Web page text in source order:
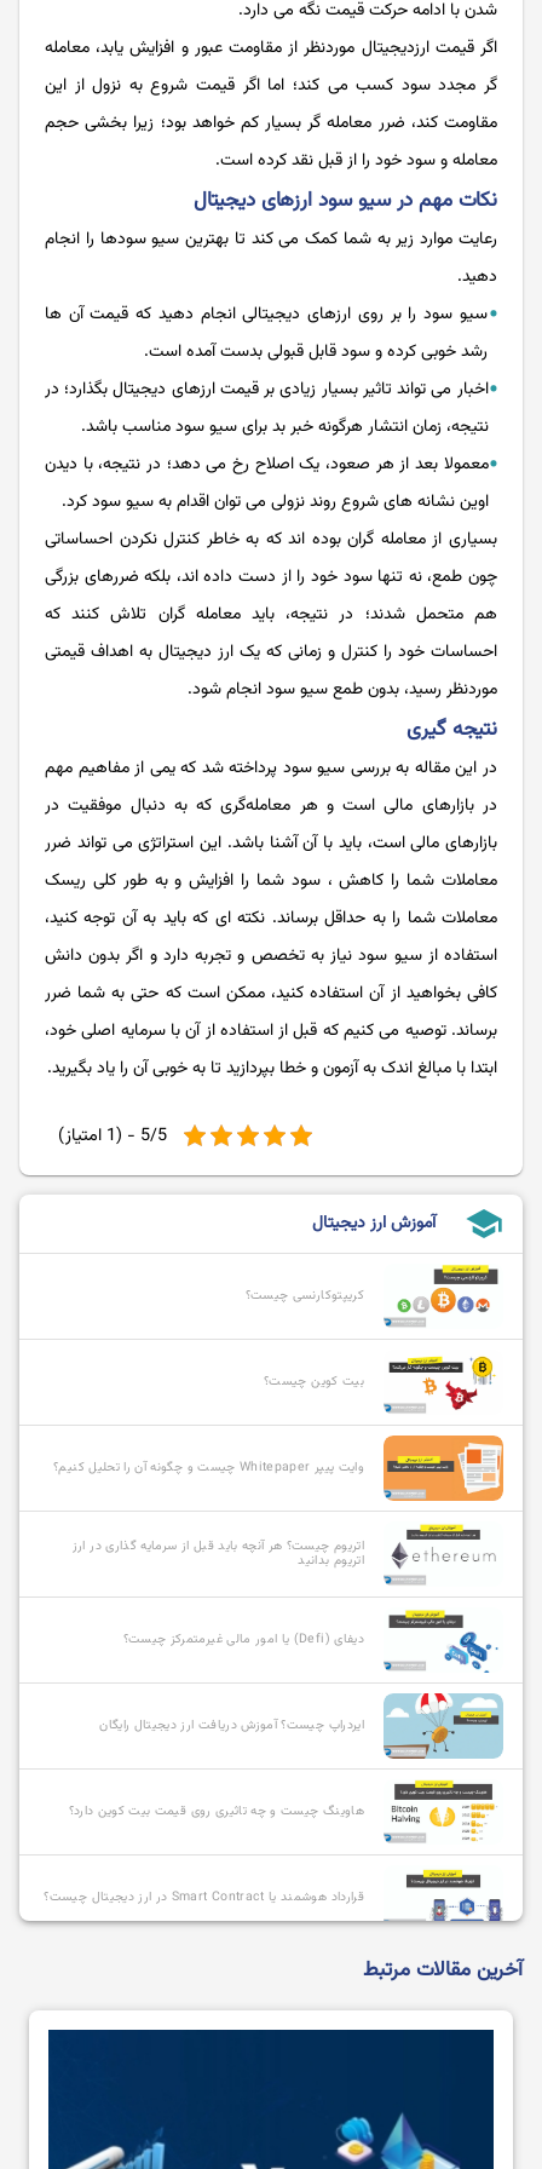
شدن با ادامه حرکت قیمت نگه می دارد.
اگر قیمت ارزدیجیتال موردنظر از مقاومت عبور و افزایش یابد، معامله
گر مجدد سود کسب می کند؛ اما اگر قیمت شروع به نزول از این
مقاومت کند، ضرر معامله گر بسیار کم خواهد بود؛ زیرا بخشی حجم
معامله و سود خود را از قبل نقد کرده است.
نکات مهم در سیو سود ارزهای دیجیتال
رعایت موارد زیر به شما کمک می کند تا بهترین سیو سودها را انجام
دهید.
سیو سود را بر روی ارزهای دیجیتالی انجام دهید که قیمت آن ها
رشد خوبی کرده و سود قابل قبولی بدست آمده است.
اخبار می تواند تاثیر بسیار زیادی بر قیمت ارزهای دیجیتال بگذارد؛ در
نتیجه، زمان انتشار هرگونه خبر بد برای سیو سود مناسب باشد.
معمولا بعد از هر صعود، یک اصلاح رخ می دهد؛ در نتیجه، با دیدن
اوین نشانه های شروع روند نزولی می توان اقدام به سیو سود کرد.
بسیاری از معامله گران بوده اند که به خاطر کنترل نکردن احساساتی
چون طمع، نه تنها سود خود را از دست داده اند، بلکه ضررهای بزرگی
هم متحمل شدند؛ در نتیجه، باید معامله گران تلاش کنند که
احساسات خود را کنترل و زمانی که یک ارز دیجیتال به اهداف قیمتی
موردنظر رسید، بدون طمع سیو سود انجام شود.
نتیجه گیری
در این مقاله به بررسی سیو سود پرداخته شد که یمی از مفاهیم مهم
در بازارهای مالی است و هر معامله‌گری که به دنبال موفقیت در
بازارهای مالی است، باید با آن آشنا باشد. این استراتژی می تواند ضرر
معاملات شما را کاهش ، سود شما را افزایش و به طور کلی ریسک
معاملات شما را به حداقل برساند. نکته ای که باید به آن توجه کنید،
استفاده از سیو سود نیاز به تخصص و تجربه دارد و اگر بدون دانش
کافی بخواهید از آن استفاده کنید، ممکن است که حتی به شما ضرر
برساند. توصیه می کنیم که قبل از استفاده از آن با سرمایه اصلی خود،
ابتدا با مبالغ اندک به آزمون و خطا بپردازید تا به خوبی آن را یاد بگیرید.
5/5 - (1 امتیاز)
school آموزش ارز دیجیتال
کریپتوکارنسی چیست؟
بیت کوین چیست؟
وایت پیپر Whitepaper چیست و چگونه آن را تحلیل کنیم؟
اتریوم چیست؟ هر آنچه باید قبل از سرمایه گذاری در ارز
اتریوم بدانید
دیفای (Defi) یا امور مالی غیرمتمرکز چیست؟
ایردراپ چیست؟ آموزش دریافت ارز دیجیتال رایگان
هاوینگ چیست و چه تاثیری روی قیمت بیت کوین دارد؟
قرارداد هوشمند یا Smart Contract در ارز دیجیتال چیست؟
استیکینگ (Staking) یا استیک کردن ارز دیجیتال به چه
معناست؟
آخرین مقالات مرتبط